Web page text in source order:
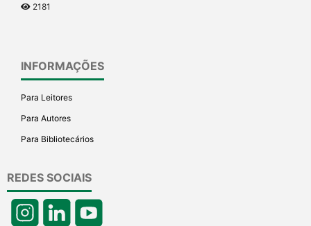
2181
INFORMAÇÕES
Para Leitores
Para Autores
Para Bibliotecários
REDES SOCIAIS